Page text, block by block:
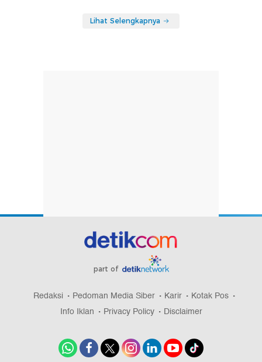
Lihat Selengkapnya
part of
Redaksi Pedoman Media Siber Karir
Kotak Pos
Info Iklan
Privacy Policy Disclaimer